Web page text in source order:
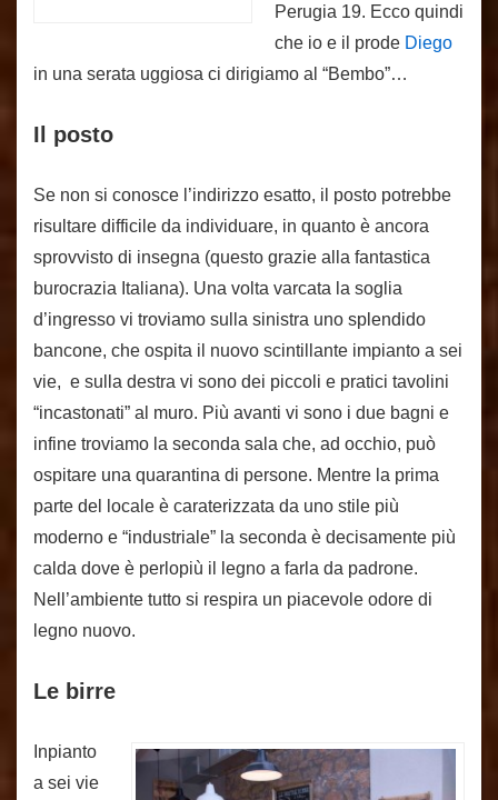
Perugia 19. Ecco quindi
che io e il prode Diego
in una serata uggiosa ci dirigiamo al “Bembo”…
Il posto
Se non si conosce l’indirizzo esatto, il posto potrebbe
risultare difficile da individuare, in quanto è ancora
sprovvisto di insegna (questo grazie alla fantastica
burocrazia Italiana). Una volta varcata la soglia
d’ingresso vi troviamo sulla sinistra uno splendido
bancone, che ospita il nuovo scintillante impianto a sei
vie, e sulla destra vi sono dei piccoli e pratici tavolini
“incastonati” al muro. Più avanti vi sono i due bagni e
infine troviamo la seconda sala che, ad occhio, può
ospitare una quarantina di persone. Mentre la prima
parte del locale è caraterizzata da uno stile più
moderno e “industriale” la seconda è decisamente più
calda dove è perlopiù il legno a farla da padrone.
Nell’ambiente tutto si respira un piacevole odore di
legno nuovo.
Le birre
Inpianto
a sei vie